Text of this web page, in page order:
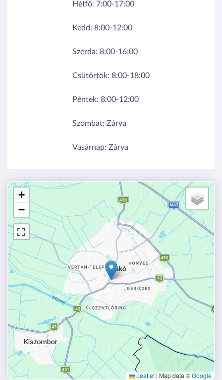
Hétfő: 7:00-17:00
Kedd: 8:00-12:00
Szerda: 8:00-16:00
Csütörtök: 8:00-18:00
Péntek: 8:00-12:00
Szombat: Zárva
Vasárnap: Zárva
+
−
Leaflet | Map data ©Google